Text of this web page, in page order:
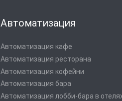
Автоматизация
Автоматизация кафе
Автоматизация ресторана
Автоматизация кофейни
Автоматизация бара
Автоматизация лобби-бара в